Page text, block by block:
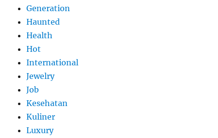
Generation
Haunted
Health
Hot
International
Jewelry
Job
Kesehatan
Kuliner
Luxury